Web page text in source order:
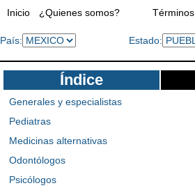
Inicio ¿Quienes somos? Términos
País: Estado:
Índice
Generales y especialistas
Pediatras
Medicinas alternativas
Odontólogos
Psicólogos